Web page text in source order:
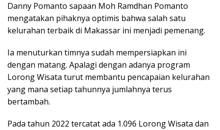
Danny Pomanto sapaan Moh Ramdhan Pomanto
mengatakan pihaknya optimis bahwa salah satu
kelurahan terbaik di Makassar ini menjadi pemenang.
Ia menuturkan timnya sudah mempersiapkan ini
dengan matang. Apalagi dengan adanya program
Lorong Wisata turut membantu pencapaian kelurahan
yang mana setiap tahunnya jumlahnya terus
bertambah.
Pada tahun 2022 tercatat ada 1.096 Lorong Wisata dan